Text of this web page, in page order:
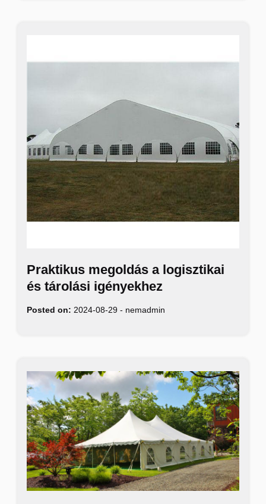
Praktikus megoldás a logisztikai
és tárolási igényekhez
Posted on: 2024-08-29 - nemadmin